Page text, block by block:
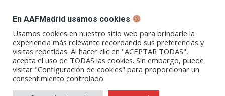
Abrir
enlace
en
una
Abrir
enlace
en
una
Abrir
enlace
en
una
Abrir
enlace
en
una
Abrir
enlace
en
una
Archivos de etiqueta:local
social
En AAFMadrid usamos cookies
Usamos cookies en nuestro sitio web para brindarle la
experiencia más relevante recordando sus preferencias y
visitas repetidas. Al hacer clic en "ACEPTAR TODAS",
acepta el uso de TODAS las cookies. Sin embargo, puede
visitar "Configuración de cookies" para proporcionar un
consentimiento controlado.